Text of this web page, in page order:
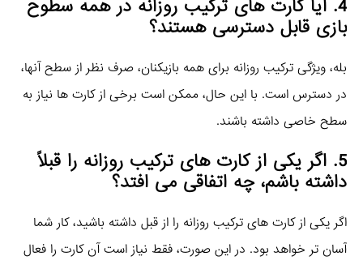
4. آیا کارت‌ های ترکیب روزانه در همه سطوح
بازی قابل دسترسی هستند؟
بله، ویژگی ترکیب روزانه برای همه بازیکنان، صرف نظر از سطح آنها،
در دسترس است. با این حال، ممکن است برخی از کارت‌ ها نیاز به
سطح خاصی داشته باشند.
5. اگر یکی از کارت‌ های ترکیب روزانه را قبلاً
داشته باشم، چه اتفاقی می‌ افتد؟
اگر یکی از کارت‌ های ترکیب روزانه را از قبل داشته باشید، کار شما
آسان‌ تر خواهد بود. در این صورت، فقط نیاز است آن کارت را فعال